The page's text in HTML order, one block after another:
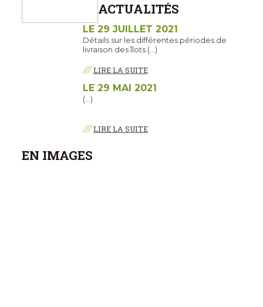
ACTUALITÉS
LE 29 JUILLET 2021
Détails sur les différentes périodes de
livraison des îlots (…)
/// LIRE LA SUITE
LE 29 MAI 2021
(…)
/// LIRE LA SUITE
EN IMAGES